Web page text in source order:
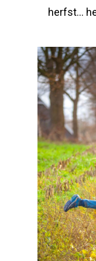
herfst…